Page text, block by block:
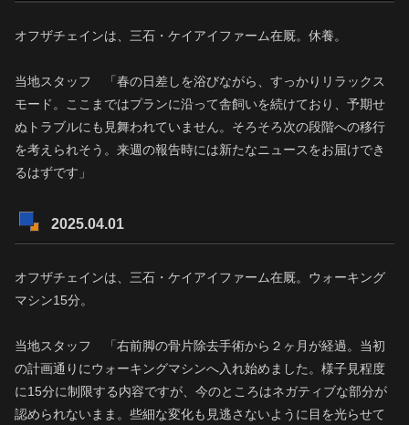
オフザチェインは、三石・ケイアイファーム在厩。休養。
当地スタッフ 「春の日差しを浴びながら、すっかりリラックス
モード。ここまではプランに沿って舎飼いを続けており、予期せ
ぬトラブルにも見舞われていません。そろそろ次の段階への移行
を考えられそう。来週の報告時には新たなニュースをお届けでき
るはずです」
2025.04.01
オフザチェインは、三石・ケイアイファーム在厩。ウォーキング
マシン15分。
当地スタッフ 「右前脚の骨片除去手術から２ヶ月が経過。当初
の計画通りにウォーキングマシンへ入れ始めました。様子見程度
に15分に制限する内容ですが、今のところはネガティブな部分が
認められないまま。些細な変化も見逃さないように目を光らせて